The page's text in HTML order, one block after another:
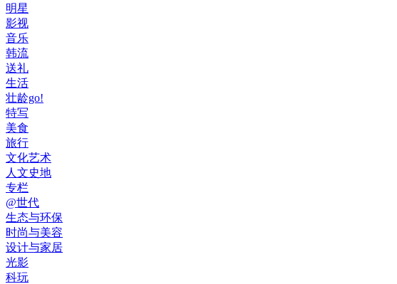
明星
影视
音乐
韩流
送礼
生活
壮龄go!
特写
美食
旅行
文化艺术
人文史地
专栏
@世代
生态与环保
时尚与美容
设计与家居
光影
科玩